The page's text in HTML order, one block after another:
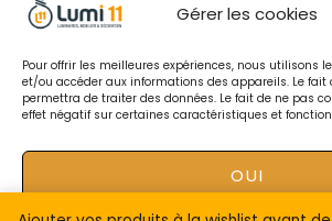
Gérer les cookies
Pour offrir les meilleures expériences, nous utilisons
et/ou accéder aux informations des appareils. Le fait
permettra de traiter des données. Le fait de ne pas
effet négatif sur certaines caractéristiques et
OUI
Copyright © 2026 Lumi 11
Mentions Légales |Conception